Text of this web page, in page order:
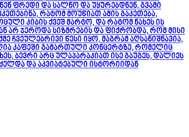
ფრედი და სალნო და უყურებდნენ, გვამი
რატომ მოუწიათ ამის გაკეთება,
კიბის ქვეშ მარტო, და რატომ ნახეს ის
ჯეროდა სიზმრების და ფიქრობდა, რომ მისი
ჩვეულებრივი წესი იყო, მაგრამ აღსანიშნავია,
კაფეში გამართული კონცერტზე, რომელიც
ბევრი არც ულაპარაკიათ ისე გაუგეს, დალიეს
და აკვიატებული ისტორიიდან